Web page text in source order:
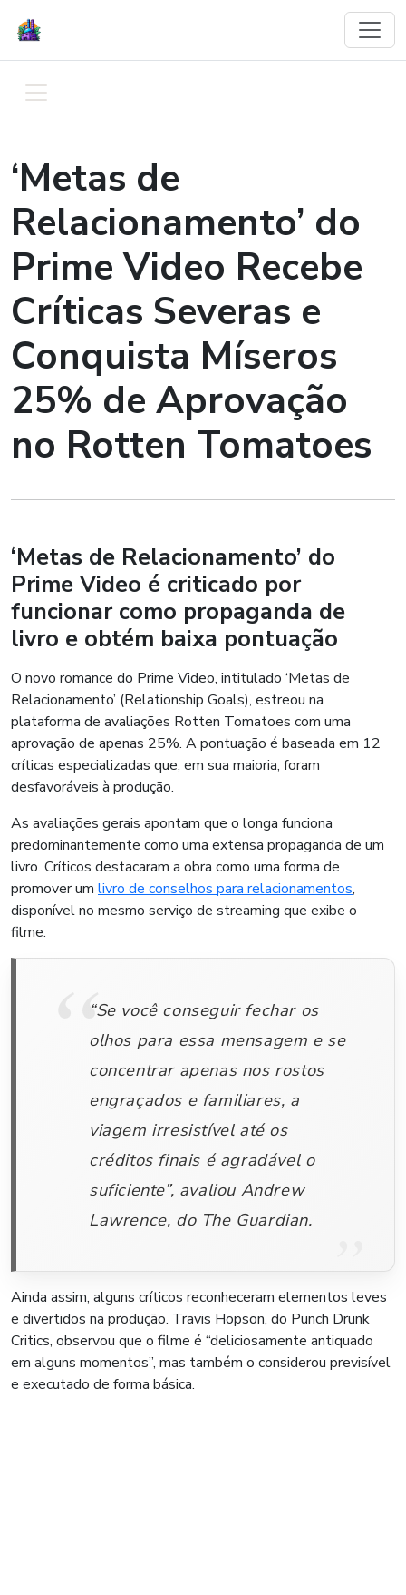
‘Metas de
Relacionamento’ do
Prime Video Recebe
Críticas Severas e
Conquista Míseros
25% de Aprovação
no Rotten Tomatoes
‘Metas de Relacionamento’ do
Prime Video é criticado por
funcionar como propaganda de
livro e obtém baixa pontuação
O novo romance do Prime Video, intitulado ‘Metas de
Relacionamento’ (Relationship Goals), estreou na
plataforma de avaliações Rotten Tomatoes com uma
aprovação de apenas 25%. A pontuação é baseada em 12
críticas especializadas que, em sua maioria, foram
desfavoráveis à produção.
As avaliações gerais apontam que o longa funciona
predominantemente como uma extensa propaganda de um
livro. Críticos destacaram a obra como uma forma de
promover um livro de conselhos para relacionamentos,
disponível no mesmo serviço de streaming que exibe o
filme.
“Se você conseguir fechar os
olhos para essa mensagem e se
concentrar apenas nos rostos
engraçados e familiares, a
viagem irresistível até os
créditos finais é agradável o
suficiente”, avaliou Andrew
Lawrence, do The Guardian.
Ainda assim, alguns críticos reconheceram elementos leves
e divertidos na produção. Travis Hopson, do Punch Drunk
Critics, observou que o filme é “deliciosamente antiquado
em alguns momentos”, mas também o considerou previsível
e executado de forma básica.